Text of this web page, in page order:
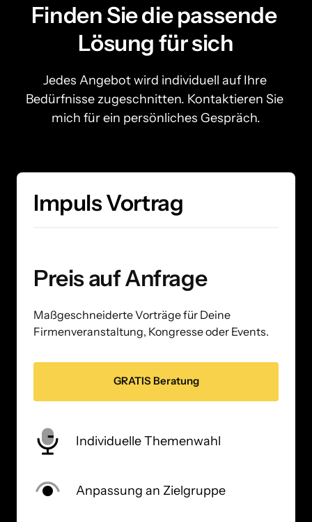
Finden Sie die passende
Lösung für sich
Jedes Angebot wird individuell auf Ihre
Bedürfnisse zugeschnitten. Kontaktieren Sie
mich für ein persönliches Gespräch.
Impuls Vortrag
Preis auf Anfrage
Maßgeschneiderte Vorträge für Deine
Firmenveranstaltung, Kongresse oder Events.
GRATIS Beratung
Individuelle Themenwahl
Anpassung an Zielgruppe